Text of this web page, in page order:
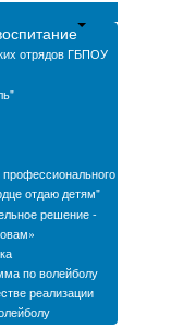
отрядов ГБПОУ
профессионального
отдаю детям"
решение -
по волейболу
реализации